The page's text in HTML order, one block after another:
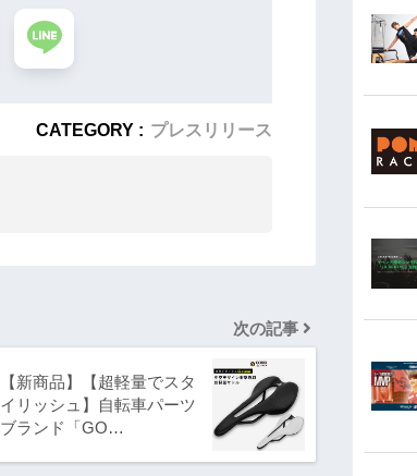
CATEGORY : プレスリリース
次の記事
【新商品】【超軽量でスタ
イリッシュ】自転車パーツ
ブランド「GO…